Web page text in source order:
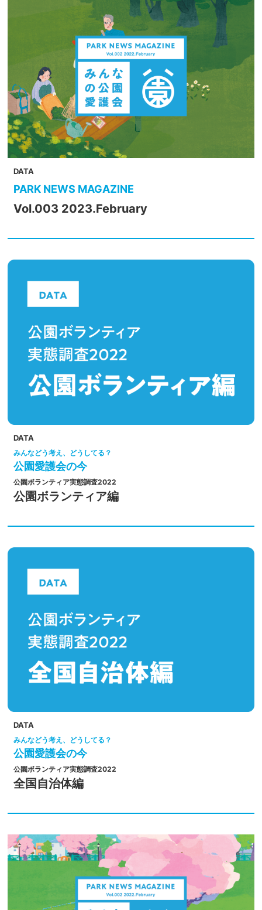
DATA
PARK NEWS MAGAZINE
Vol.003 2023.February
DATA
みんなどう考え、どうしてる？
公園愛護会の今
公園ボランティア実態調査2022
公園ボランティア編
DATA
みんなどう考え、どうしてる？
公園愛護会の今
公園ボランティア実態調査2022
全国自治体編